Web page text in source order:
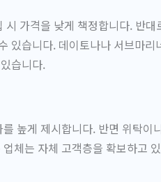
가격을 낮게 책정합니다. 반대
있습니다. 데이토나나 서브마리
습니다.
높게 제시합니다. 반면 위탁이
체는 자체 고객층을 확보하고